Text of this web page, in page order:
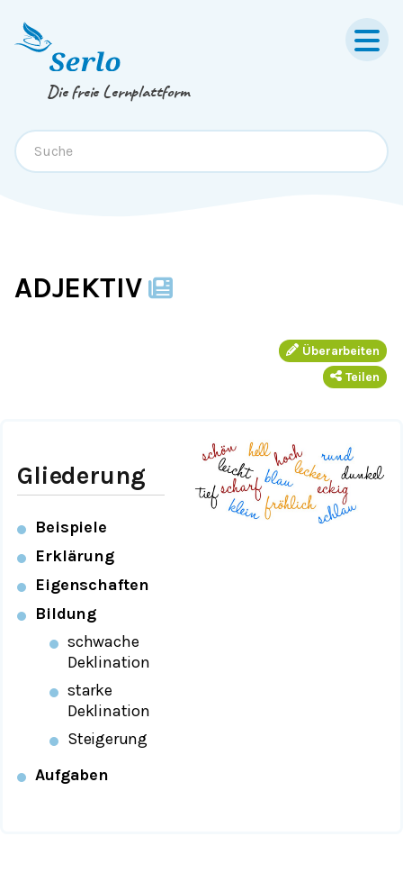
Springe zum
Die freie Lernplattform
ADJEKTIV
Überarbeiten
Teilen
Gliederung
Beispiele
Erklärung
Eigenschaften
Bildung
schwache
Deklination
starke
Deklination
Steigerung
Aufgaben